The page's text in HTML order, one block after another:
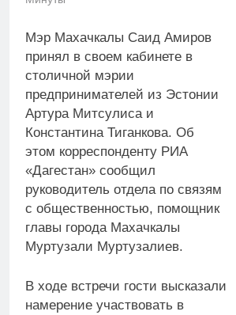
Мэр Махачкалы Саид Амиров
принял в своем кабинете в
столичной мэрии
предпринимателей из Эстонии
Артура Митсулиса и
Константина Тиганкова. Об
этом корреспонденту РИА
«Дагестан» сообщил
руководитель отдела по связям
с общественностью, помощник
главы города Махачкалы
Муртузали Муртузалиев.
В ходе встречи гости высказали
намерение участвовать в